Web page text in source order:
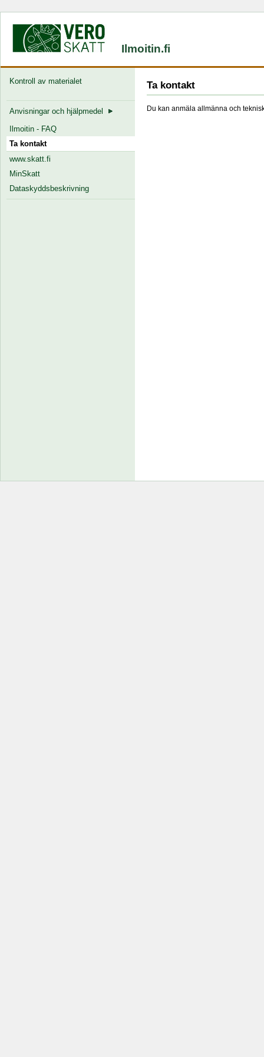
Ilmoitin.fi
Kontroll av materialet
Anvisningar och hjälpmedel
Ilmoitin - FAQ
Ta kontakt
www.skatt.fi
MinSkatt
Dataskyddsbeskrivning
Ta kontakt
Du kan anmäla allmänna och